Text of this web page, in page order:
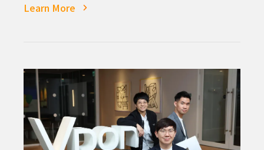
Learn More